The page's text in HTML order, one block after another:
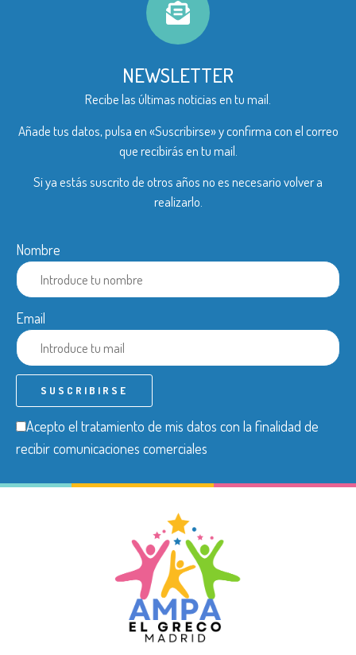
NEWSLETTER
Recibe las últimas noticias en tu mail.
Añade tus datos, pulsa en «Suscribirse» y confirma con el correo
que recibirás en tu mail.
Si ya estás suscrito de otros años no es necesario volver a
realizarlo.
Nombre
Email
Acepto el tratamiento de mis datos con la finalidad de
recibir comunicaciones comerciales